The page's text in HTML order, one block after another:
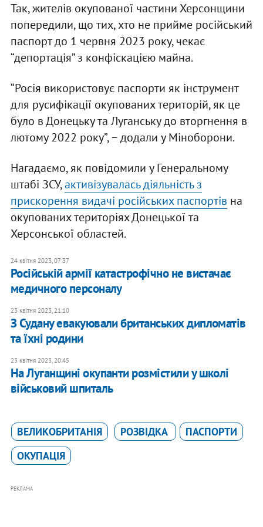
Так, жителів окупованої частини Херсонщини
попередили, що тих, хто не прийме російський
паспорт до 1 червня 2023 року, чекає
“депортація” з конфіскацією майна.
“Росія використовує паспорти як інструмент
для русифікації окупованих територій, як це
було в Донецьку та Луганську до вторгнення в
лютому 2022 року”, − додали у Міноборони.
Нагадаємо, як повідомили у Генеральному
штабі ЗСУ,активізувалась діяльність з
прискорення видачі російських паспортів на
окупованих територіях Донецької та
Херсонської областей.
24 квітня 2023, 07:37
​Російській армії катастрофічно не вистачає
медичного персоналу
23 квітня 2023, 21:10
З Судану евакуювали британських дипломатів
та їхні родини
23 квітня 2023, 20:45
На Луганщині окупанти розмістили у школі
військовий шпиталь
ВЕЛИКОБРИТАНІЯ РОЗВІДКА
ПАСПОРТИ
ОКУПАЦІЯ
РЕКЛАМА